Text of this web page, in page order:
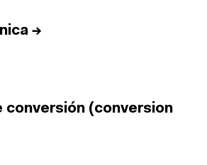
→
conversión (conversion